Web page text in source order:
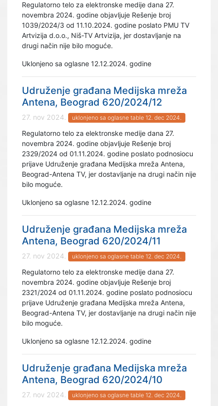
Regulatorno telo za elektronske medije dana 27.
novembra 2024. godine objavljuje Rešenje broj
1039/2024/3 od 11.10.2024. godine poslato PMU TV
Artvizija d.o.o., Niš-TV Artvizija, jer dostavljanje na
drugi način nije bilo moguće.
Uklonjeno sa oglasne 12.12.2024. godine
Udruženje građana Medijska mreža
Antena, Beograd 620/2024/12
27. nov 2024. uklonjeno sa oglasne table 12. dec 2024.
Regulatorno telo za elektronske medije dana 27.
novembra 2024. godine objavljuje Rešenje broj
2329/2024 od 01.11.2024. godine poslato podnosiocu
prijave Udruženje građana Medijska mreža Antena,
Beograd-Antena TV, jer dostavljanje na drugi način nije
bilo moguće.
Uklonjeno sa oglasne 12.12.2024. godine
Udruženje građana Medijska mreža
Antena, Beograd 620/2024/11
27. nov 2024. uklonjeno sa oglasne table 12. dec 2024.
Regulatorno telo za elektronske medije dana 27.
novembra 2024. godine objavljuje Rešenje broj
2321/2024 od 01.11.2024. godine poslato podnosiocu
prijave Udruženje građana Medijska mreža Antena,
Beograd-Antena TV, jer dostavljanje na drugi način nije
bilo moguće.
Uklonjeno sa oglasne 12.12.2024. godine
Udruženje građana Medijska mreža
Antena, Beograd 620/2024/10
27. nov 2024. uklonjeno sa oglasne table 12. dec 2024.